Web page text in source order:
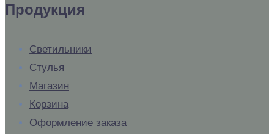
Продукция
Светильники
Стулья
Магазин
Корзина
Оформление заказа